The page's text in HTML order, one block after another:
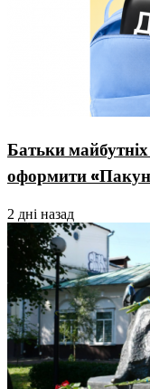
Батьки
оформити
2 дні назад